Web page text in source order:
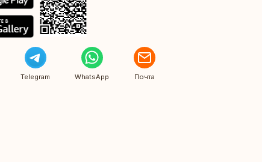
Telegram WhatsApp Почта